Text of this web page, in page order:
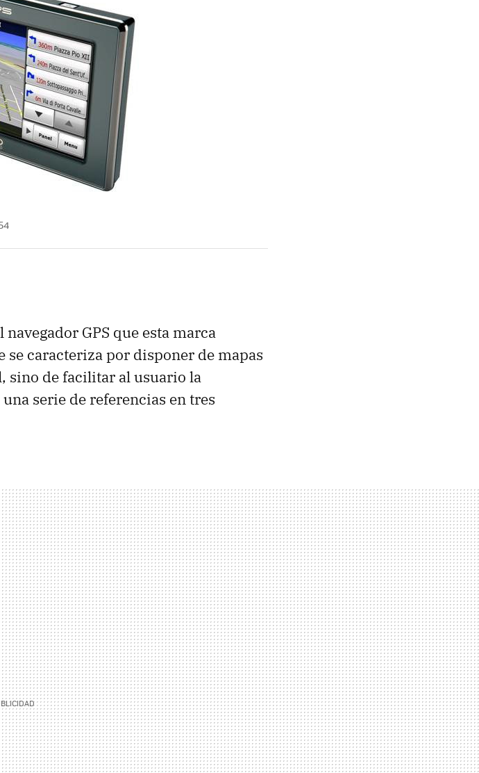
navegador GPS que esta marca
se caracteriza por disponer de mapas
sino de facilitar al usuario la
serie de referencias en tres